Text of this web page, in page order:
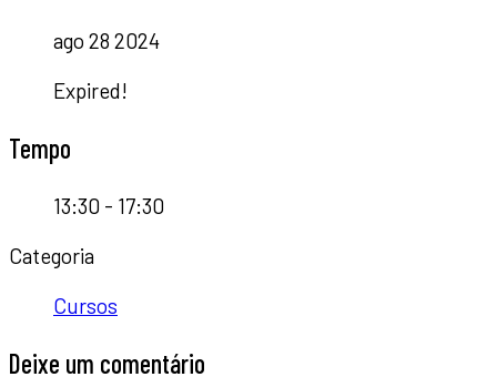
ago 28 2024
Expired!
Tempo
13:30 - 17:30
Categoria
Cursos
Deixe um comentário